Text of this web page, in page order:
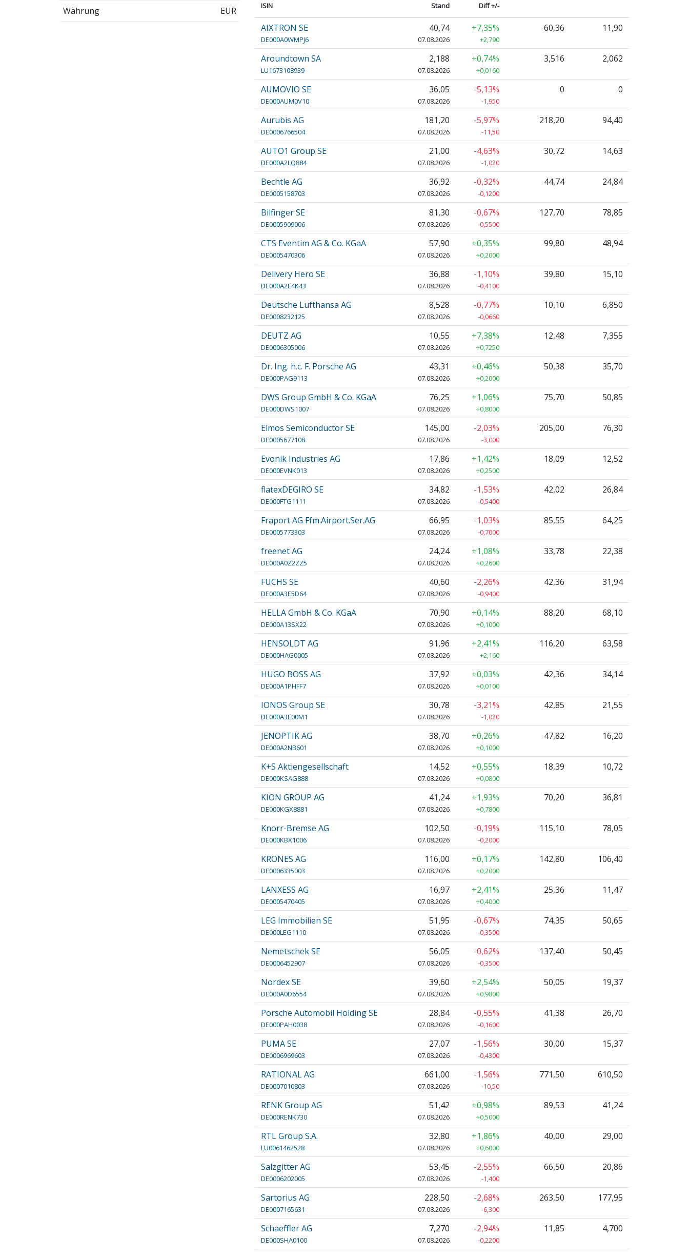
Währung
EUR ISIN Stand Diff +/-
AIXTRON SE
DE000A0WMPJ6
40,74
07.08.2026
+7,35%
+2,790
60,36 11,90
Aroundtown SA
LU1673108939
2,188
07.08.2026
+0,74%
+0,0160
3,516 2,062
AUMOVIO SE
DE000AUM0V10
36,05
07.08.2026
-5,13%
-1,950
0 0
Aurubis AG
DE0006766504
181,20
07.08.2026
-5,97%
-11,50
218,20 94,40
AUTO1 Group SE
DE000A2LQ884
21,00
07.08.2026
-4,63%
-1,020
30,72 14,63
Bechtle AG
DE0005158703
36,92
07.08.2026
-0,32%
-0,1200
44,74 24,84
Bilfinger SE
DE0005909006
81,30
07.08.2026
-0,67%
-0,5500
127,70 78,85
CTS Eventim AG & Co. KGaA
DE0005470306
57,90
07.08.2026
+0,35%
+0,2000
99,80 48,94
Delivery Hero SE
DE000A2E4K43
36,88
07.08.2026
-1,10%
-0,4100
39,80 15,10
Deutsche Lufthansa AG
DE0008232125
8,528
07.08.2026
-0,77%
-0,0660
10,10 6,850
DEUTZ AG
DE0006305006
10,55
07.08.2026
+7,38%
+0,7250
12,48 7,355
Dr. Ing. h.c. F. Porsche AG
DE000PAG9113
43,31
07.08.2026
+0,46%
+0,2000
50,38 35,70
DWS Group GmbH & Co. KGaA
DE000DWS1007
76,25
07.08.2026
+1,06%
+0,8000
75,70 50,85
Elmos Semiconductor SE
DE0005677108
145,00
07.08.2026
-2,03%
-3,000
205,00 76,30
Evonik Industries AG
DE000EVNK013
17,86
07.08.2026
+1,42%
+0,2500
18,09 12,52
flatexDEGIRO SE
DE000FTG1111
34,82
07.08.2026
-1,53%
-0,5400
42,02 26,84
Fraport AG Ffm.Airport.Ser.AG
DE0005773303
66,95
07.08.2026
-1,03%
-0,7000
85,55 64,25
freenet AG
DE000A0Z2ZZ5
24,24
07.08.2026
+1,08%
+0,2600
33,78 22,38
FUCHS SE
DE000A3E5D64
40,60
07.08.2026
-2,26%
-0,9400
42,36 31,94
HELLA GmbH & Co. KGaA
DE000A13SX22
70,90
07.08.2026
+0,14%
+0,1000
88,20 68,10
HENSOLDT AG
DE000HAG0005
91,96
07.08.2026
+2,41%
+2,160
116,20 63,58
HUGO BOSS AG
DE000A1PHFF7
37,92
07.08.2026
+0,03%
+0,0100
42,36 34,14
IONOS Group SE
DE000A3E00M1
30,78
07.08.2026
-3,21%
-1,020
42,85 21,55
JENOPTIK AG
DE000A2NB601
38,70
07.08.2026
+0,26%
+0,1000
47,82 16,20
K+S Aktiengesellschaft
DE000KSAG888
14,52
07.08.2026
+0,55%
+0,0800
18,39 10,72
KION GROUP AG
DE000KGX8881
41,24
07.08.2026
+1,93%
+0,7800
70,20 36,81
Knorr-Bremse AG
DE000KBX1006
102,50
07.08.2026
-0,19%
-0,2000
115,10 78,05
KRONES AG
DE0006335003
116,00
07.08.2026
+0,17%
+0,2000
142,80 106,40
LANXESS AG
DE0005470405
16,97
07.08.2026
+2,41%
+0,4000
25,36 11,47
LEG Immobilien SE
DE000LEG1110
51,95
07.08.2026
-0,67%
-0,3500
74,35 50,65
Nemetschek SE
DE0006452907
56,05
07.08.2026
-0,62%
-0,3500
137,40 50,45
Nordex SE
DE000A0D6554
39,60
07.08.2026
+2,54%
+0,9800
50,05 19,37
Porsche Automobil Holding SE
DE000PAH0038
28,84
07.08.2026
-0,55%
-0,1600
41,38 26,70
PUMA SE
DE0006969603
27,07
07.08.2026
-1,56%
-0,4300
30,00 15,37
RATIONAL AG
DE0007010803
661,00
07.08.2026
-1,56%
-10,50
771,50 610,50
RENK Group AG
DE000RENK730
51,42
07.08.2026
+0,98%
+0,5000
89,53 41,24
RTL Group S.A.
LU0061462528
32,80
07.08.2026
+1,86%
+0,6000
40,00 29,00
Salzgitter AG
DE0006202005
53,45
07.08.2026
-2,55%
-1,400
66,50 20,86
Sartorius AG
DE0007165631
228,50
07.08.2026
-2,68%
-6,300
263,50 177,95
Schaeffler AG
DE000SHA0100
7,270
07.08.2026
-2,94%
-0,2200
11,85 4,700